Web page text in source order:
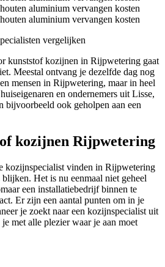
kunststof kozijnen in Rijpwetering gaat
Meestal ontvang je dezelfde dag nog
mensen in Rijpwetering, maar in heel
en ondernemers uit Lisse,
ook geholpen aan een
kozijnen Rijpwetering
kozijnspecialist vinden in Rijpwetering
Het is nu eenmaal niet geheel
een installatiebedrijf binnen te
Er zijn een aantal punten om in je
je zoekt naar een kozijnspecialist uit
met alle plezier waar je aan moet